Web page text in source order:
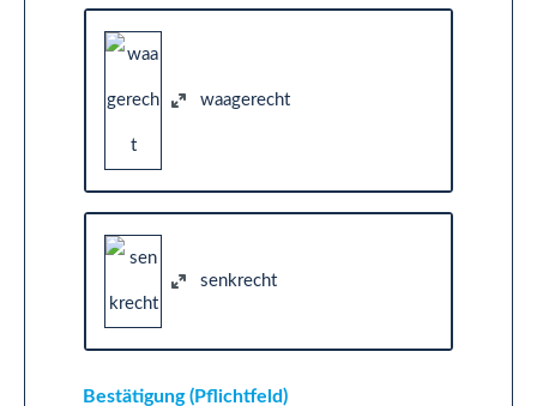
waagerecht
senkrecht
Bestätigung (Pflichtfeld)